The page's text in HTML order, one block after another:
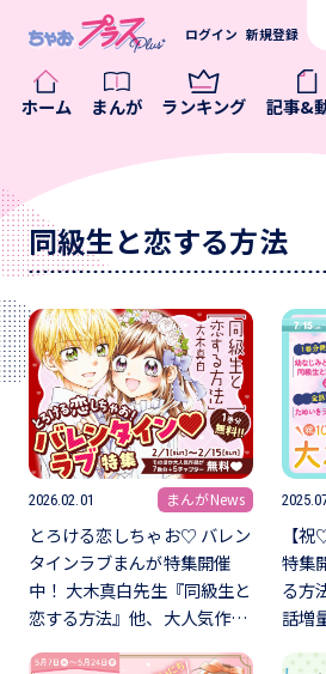
ホーム まんが ランキング 記事&
ログイン 新規登録
同級生と恋する方法
2026.02.01 まんがNews
とろける恋しちゃお♡ バレン
タインラブまんが特集開催
中！ 大木真白先生『同級生と
恋する方法』他、大人気作…
【
特集
る方
話増